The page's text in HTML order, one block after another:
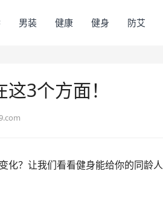
男装 健康 健身 防艾
3个方面！
化？让我们看看健身能给你的同龄人